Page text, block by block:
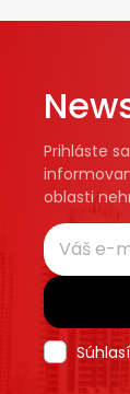
Prihláste
oblasti